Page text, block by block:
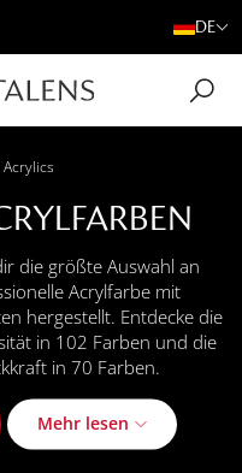
DE
die größte Auswahl an
Acrylfarbe mit
hergestellt. Entdecke die
in 102 Farben und die
in 70 Farben.
Mehr lesen